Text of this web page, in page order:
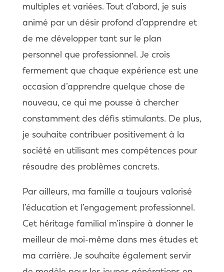
multiples et variées. Tout d’abord, je suis
animé par un désir profond d’apprendre et
de me développer tant sur le plan
personnel que professionnel. Je crois
fermement que chaque expérience est une
occasion d’apprendre quelque chose de
nouveau, ce qui me pousse à chercher
constamment des défis stimulants. De plus,
je souhaite contribuer positivement à la
société en utilisant mes compétences pour
résoudre des problèmes concrets.
Par ailleurs, ma famille a toujours valorisé
l’éducation et l’engagement professionnel.
Cet héritage familial m’inspire à donner le
meilleur de moi-même dans mes études et
ma carrière. Je souhaite également servir